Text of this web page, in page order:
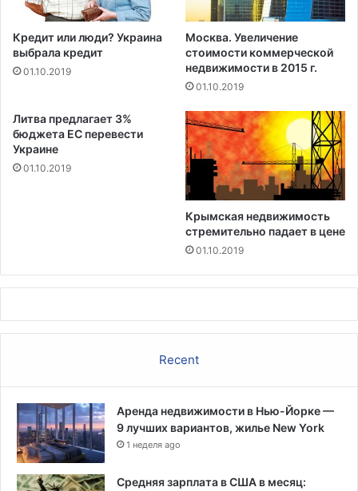
Кредит или люди? Украина
выбрала кредит
01.10.2019
Москва. Увеличение
стоимости коммерческой
недвижимости в 2015 г.
01.10.2019
Литва предлагает 3%
бюджета ЕС перевести
Украине
01.10.2019
Крымская недвижимость
стремительно падает в цене
01.10.2019
Recent
Аренда недвижимости в Нью-Йорке —
9 лучших вариантов, жилье New York
1 неделя ago
Средняя зарплата в США в месяц: